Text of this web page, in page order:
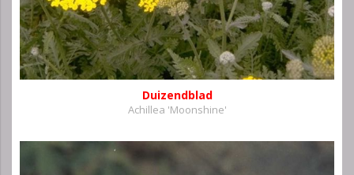
Duizendblad
Achillea 'Moonshine'